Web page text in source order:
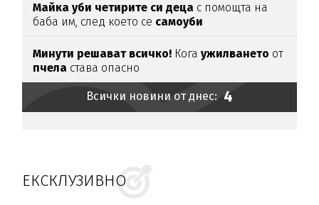
Майка уби четирите си деца с помощта на
баба им, след което се самоуби
Минути решават всичко! Когаужилването от
пчела става опасно
Всички новини от днес: 4
ЕКСКЛУЗИВНО